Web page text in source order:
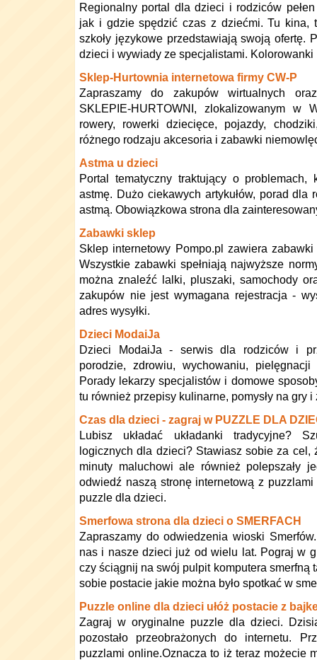
Regionalny portal dla dzieci i rodziców
jak i gdzie spędzić czas z dziećmi. Tu kina,
szkoły językowe przedstawiają swoją ofertę.
dzieci i wywiady ze specjalistami. Kolorowanki
Sklep-Hurtownia internetowa firmy CW-P
Zapraszamy do zakupów wirtualnych
SKLEPIE-HURTOWNI, zlokalizowanym w
rowery, rowerki dziecięce, pojazdy,
różnego rodzaju akcesoria i zabawki
Astma u dzieci
Portal tematyczny traktujący o problemach,
astmę. Dużo ciekawych artykułów, porad dla
astmą. Obowiązkowa strona dla
Zabawki sklep
Sklep internetowy Pompo.pl zawiera
Wszystkie zabawki spełniają najwyższe
można znaleźć lalki, pluszaki, samochody
zakupów nie jest wymagana rejestracja -
adres wysyłki.
Dzieci ModaiJa
Dzieci ModaiJa - serwis dla rodziców i
porodzie, zdrowiu, wychowaniu,
Porady lekarzy specjalistów i domowe
tu również przepisy kulinarne, pomysły na gry
Czas dla dzieci - zagraj w PUZZLE DLA
Lubisz układać układanki tradycyjne?
logicznych dla dzieci? Stawiasz sobie za cel,
minuty maluchowi ale również polepszały
odwiedź naszą stronę internetową z
puzzle dla dzieci.
Smerfowa strona dla dzieci o SMERFACH
Zapraszamy do odwiedzenia wioski
nas i nasze dzieci już od wielu lat. Pograj w
czy ściągnij na swój pulpit komputera smerfną
sobie postacie jakie można było spotkać w
Puzzle online dla dzieci ułóż postacie z
Zagraj w oryginalne puzzle dla dzieci.
pozostało przeobrażonych do internetu.
puzzlami online.Oznacza to iż teraz możecie